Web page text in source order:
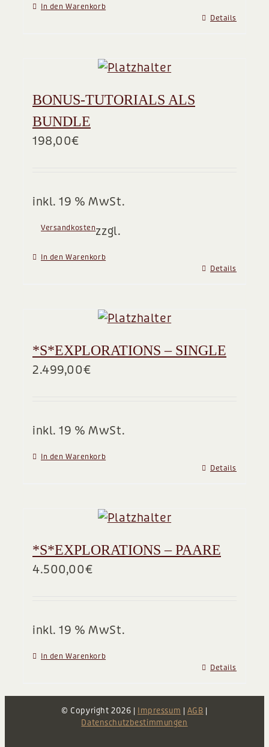
In den Warenkorb
Details
BONUS-TUTORIALS ALS
BUNDLE
198,00€
inkl. 19 % MwSt.
zzgl.
Versandkosten
In den Warenkorb
Details
*S*EXPLORATIONS – SINGLE
2.499,00€
inkl. 19 % MwSt.
In den Warenkorb
Details
*S*EXPLORATIONS – PAARE
4.500,00€
inkl. 19 % MwSt.
In den Warenkorb
Details
© Copyright2026 | Impressum | AGB |
Datenschutzbestimmungen